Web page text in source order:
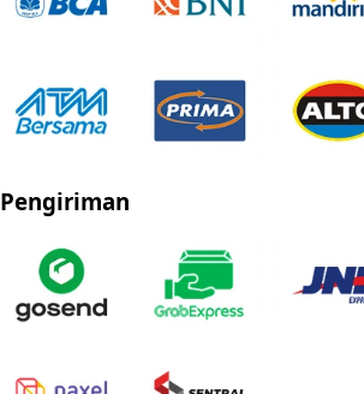
Pengiriman